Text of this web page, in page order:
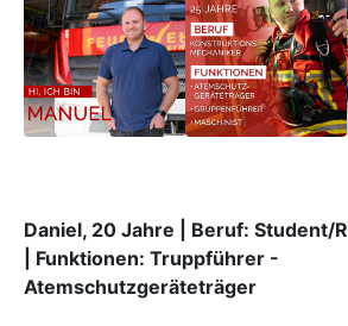
Daniel, 20 Jahre | Beruf: Student/
| Funktionen: Truppführer -
Atemschutzgeräteträger